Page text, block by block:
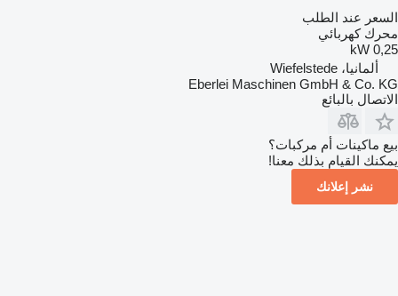
السعر عند الطلب
محرك كهربائي
0,25 kW
ألمانيا، Wiefelstede
Eberlei Maschinen GmbH & Co. KG
الاتصال بالبائع
بيع ماكينات أم مركبات؟
يمكنك القيام بذلك معنا!
نشر إعلانك